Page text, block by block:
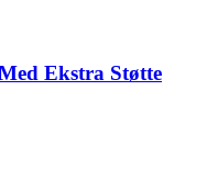
Ekstra Støtte